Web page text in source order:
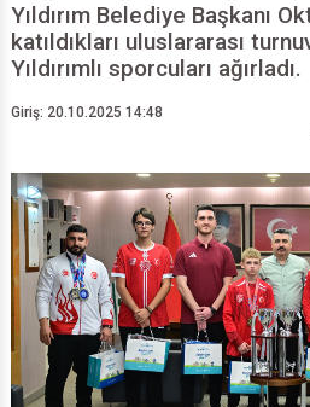
Yıldırım Belediye Başkanı
katıldıkları uluslararası
Yıldırımlı sporcuları ağırladı.
Giriş: 20.10.2025 14:48